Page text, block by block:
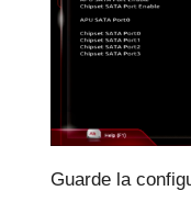
Guarde la